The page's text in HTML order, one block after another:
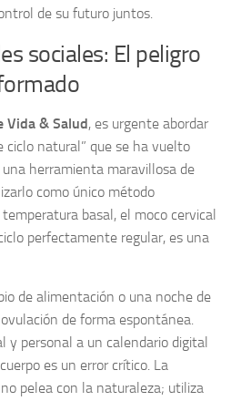
de su futuro juntos.
sociales: El peligro
Vida & Salud, es urgente abordar
ciclo natural” que se ha vuelto
herramienta maravillosa de
como único método
basal, el moco cervical
perfectamente regular, es una
de alimentación o una noche de
de forma espontánea.
y personal a un calendario digital
es un error crítico. La
pelea con la naturaleza; utiliza